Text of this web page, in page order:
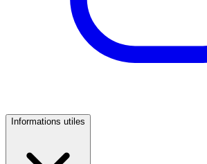
Informations utiles